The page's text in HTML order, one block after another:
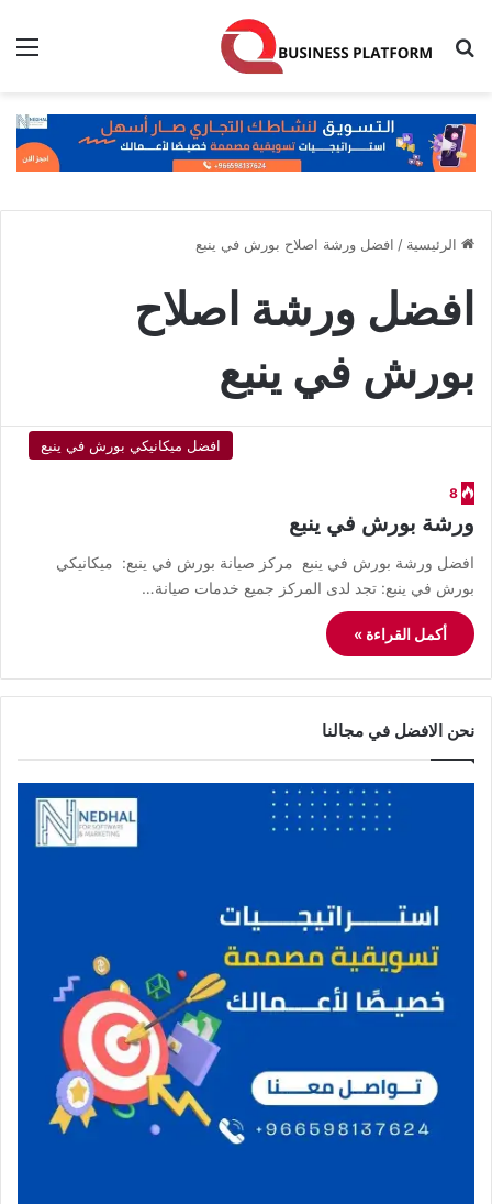
بحث عن
الرئيسية / افضل ورشة اصلاح بورش في ينبع
افضل ورشة اصلاح
بورش في ينبع
افضل ميكانيكي بورش في ينبع
8
ورشة بورش في ينبع
افضل ورشة بورش في ينبع مركز صيانة بورش في ينبع: ميكانيكي
بورش في ينبع: تجد لدى المركز جميع خدمات صيانة…
أكمل القراءة »
نحن الافضل في مجالنا